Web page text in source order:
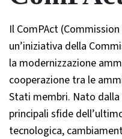
Il ComPAct
un’iniziativa della
la modernizzazione
cooperazione tra le
Stati membri. Nato
principali sfide
tecnologica,